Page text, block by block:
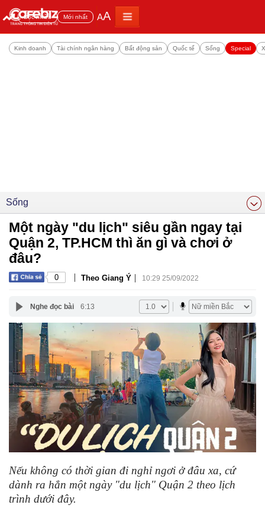
Đọc nhiều Mới nhất AA
Kinh doanh Tài chính ngân hàng Bất động sản Quốc tế Sống Special
Sống
Một ngày "du lịch" siêu gần ngay tại
Quận 2, TP.HCM thì ăn gì và chơi ở
đâu?
0 | Theo Giang Ý | 10:29 25/09/2022
Nghe đọc bài 6:13
Nếu không có thời gian đi nghỉ ngơi ở đâu xa, cứ
dành ra hẳn một ngày "du lịch" Quận 2 theo lịch
trình dưới đây.